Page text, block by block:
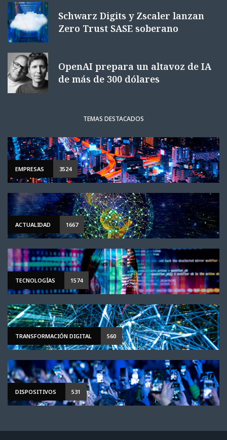
Schwarz Digits y Zscaler lanzan
Zero Trust SASE soberano
OpenAI prepara un altavoz de IA
de más de 300 dólares
TEMAS DESTACADOS
EMPRESAS 3524
ACTUALIDAD 1667
TECNOLOGÍAS 1574
TRANSFORMACIÓN DIGITAL 560
DISPOSITIVOS 531